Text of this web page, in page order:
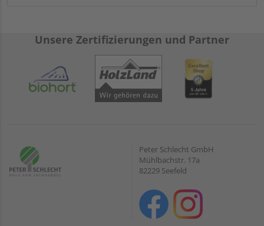
Unsere Zertifizierungen und Partner
Peter Schlecht GmbH
Mühlbachstr. 17a
82229 Seefeld